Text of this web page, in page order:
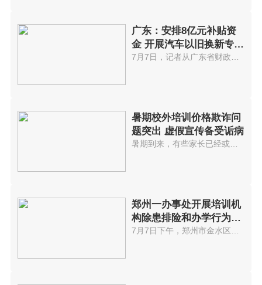
广东：安排8亿元补贴资
金 开展汽车以旧换新专项
行动
暑期校外培训价格欺诈问
题突出 虚假宣传备受诟病
郑州一办事处开展培训机
构除患排险和办学行为规
范整改工作